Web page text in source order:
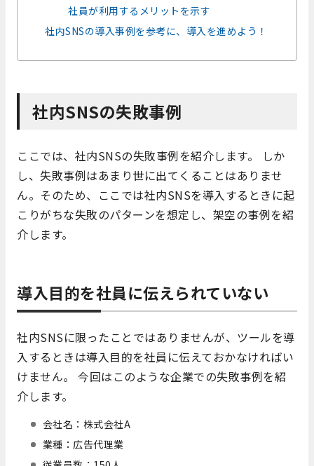
社員が利用するメリットを示す
社内SNSの導入事例を参考に、導入を進めよう！
社内SNSの失敗事例
ここでは、社内SNSの失敗事例を紹介します。 しか
し、失敗事例はあまり世に出てくることはありませ
ん。そのため、ここでは社内SNSを導入するときに起
こりがちな失敗のパターンを想定し、架空の事例を紹
介します。
導入目的を社員に伝えられていない
社内SNSに限ったことではありませんが、ツールを導
入するときは導入目的を社員に伝えておかなければい
けません。 今回はこのような企業での失敗事例を紹
介します。
会社名：株式会社A
業種：広告代理業